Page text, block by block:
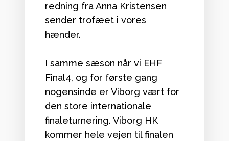
redning fra Anna Kristensen
sender trofæet i vores
hænder.
I samme sæson når vi EHF
Final4, og for første gang
nogensinde er Viborg vært for
den store internationale
finaleturnering. Viborg HK
kommer hele vejen til finalen